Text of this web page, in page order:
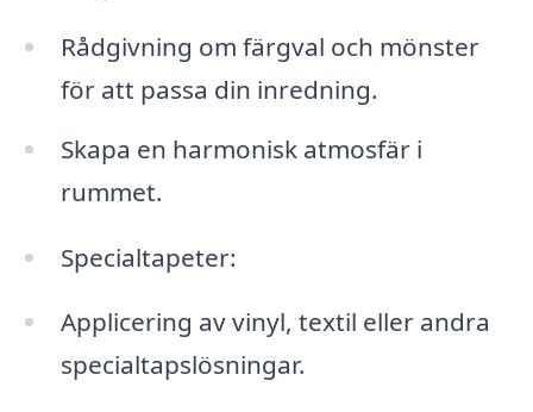
Rådgivning om färgval och mönster
för att passa din inredning.
Skapa en harmonisk atmosfär i
rummet.
Specialtapeter:
Applicering av vinyl, textil eller andra
specialtapslösningar.